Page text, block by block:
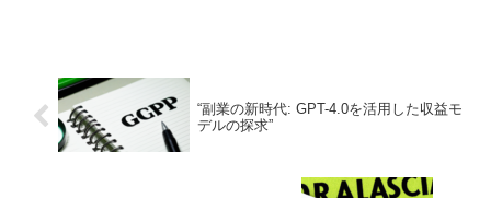
“副業の新時代: GPT-4.0を活用した収益モ
デルの探求”